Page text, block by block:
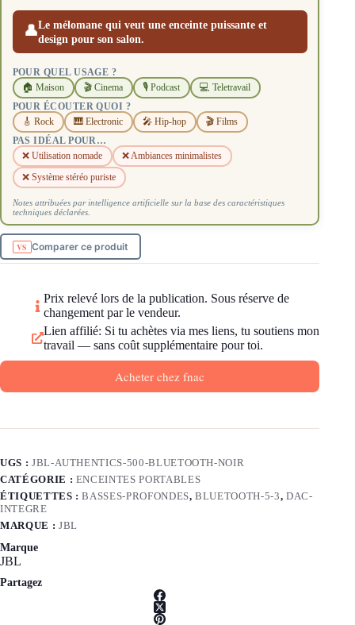
👤Le mélomane qui veut une enceinte puissante et
design pour son salon.
POUR QUEL USAGE ?
🏠 Maison 🎬 Cinema 🎙️ Podcast 💻 Teletravail
POUR ÉCOUTER QUOI ?
🎸 Rock 🎹 Electronic 🎤 Hip-hop 🎬 Films
PAS IDÉAL POUR…
❌ Utilisation nomade
❌ Ambiances minimalistes
❌ Système stéréo puriste
Notes attribuées par intelligence artificielle sur la base des caractéristiques
techniques déclarées.
Comparer ce produit
Prix relevé lors de la publication. Sous réserve de
changement par le vendeur.
Lien affilié: Si tu achètes via mes liens, tu soutiens mon
travail — sans coût supplémentaire pour toi.
Acheter chez fnac
UGS : JBL-AUTHENTICS-500-BLUETOOTH-NOIR
CATÉGORIE : ENCEINTES PORTABLES
ÉTIQUETTES :BASSES-PROFONDES,BLUETOOTH-5-3, DAC-
INTEGRE
MARQUE : JBL
Marque
JBL
Partagez